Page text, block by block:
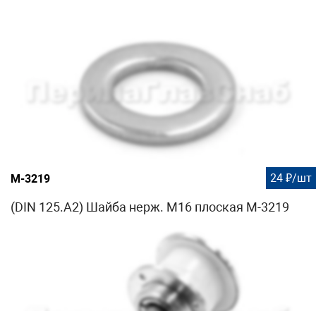
М-3219 24 ₽/шт
(DIN 125.A2) Шайба нерж. М16 плоская М-3219